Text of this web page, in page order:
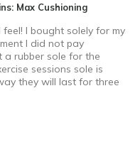
Max Cushioning
I bought solely for my
I did not pay
a rubber sole for the
sessions sole is
they will last for three